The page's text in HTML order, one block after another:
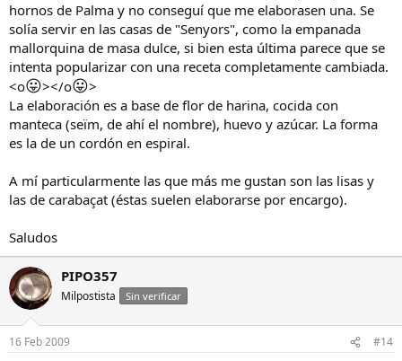
hornos de Palma y no conseguí que me elaborasen una. Se
solía servir en las casas de "Senyors", como la empanada
mallorquina de masa dulce, si bien esta última parece que se
intenta popularizar con una receta completamente cambiada.
<o😛></o😛>
La elaboración es a base de flor de harina, cocida con
manteca (seïm, de ahí el nombre), huevo y azúcar. La forma
es la de un cordón en espiral.
A mí particularmente las que más me gustan son las lisas y
las de carabaçat (éstas suelen elaborarse por encargo).
Saludos
PIPO357
Milpostista Sin verificar
16 Feb 2009 #14